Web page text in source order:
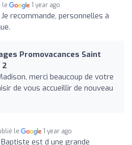
le 1 year ago
Je recommande, personnelles à
Promovacances Saint
2
merci beaucoup de votre
de vous accueillir de nouveau
le 1 year ago
Baptiste est d une grande